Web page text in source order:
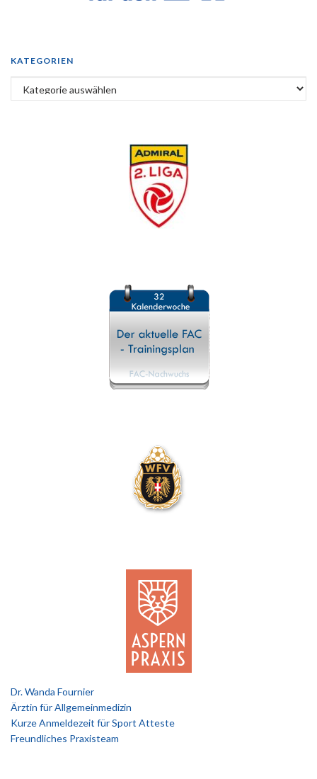
KATEGORIEN
Kategorien
Dr. Wanda Fournier
Ärztin für Allgemeinmedizin
Kurze Anmeldezeit für Sport Atteste
Freundliches Praxisteam